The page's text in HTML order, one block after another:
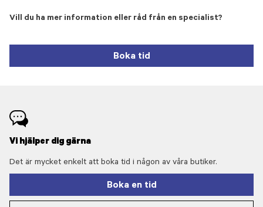
Vill du ha mer information eller råd från en specialist?
Boka tid
Vi hjälper dig gärna
Det är mycket enkelt att boka tid i någon av våra butiker.
Boka en tid